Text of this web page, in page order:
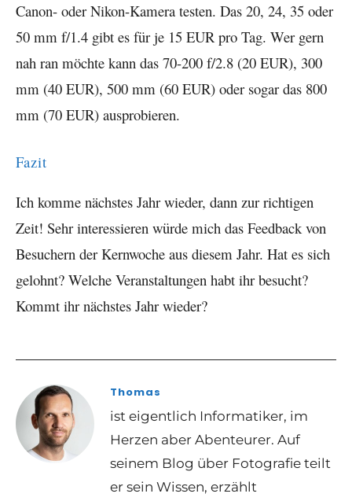
Canon- oder Nikon-Kamera testen. Das 20, 24, 35 oder
50 mm f/1.4 gibt es für je 15 EUR pro Tag. Wer gern
nah ran möchte kann das 70-200 f/2.8 (20 EUR), 300
mm (40 EUR), 500 mm (60 EUR) oder sogar das 800
mm (70 EUR) ausprobieren.
Fazit
Ich komme nächstes Jahr wieder, dann zur richtigen
Zeit! Sehr interessieren würde mich das Feedback von
Besuchern der Kernwoche aus diesem Jahr. Hat es sich
gelohnt? Welche Veranstaltungen habt ihr besucht?
Kommt ihr nächstes Jahr wieder?
Thomas
ist eigentlich Informatiker, im
Herzen aber Abenteurer. Auf
seinem Blog über Fotografie teilt
er sein Wissen, erzählt